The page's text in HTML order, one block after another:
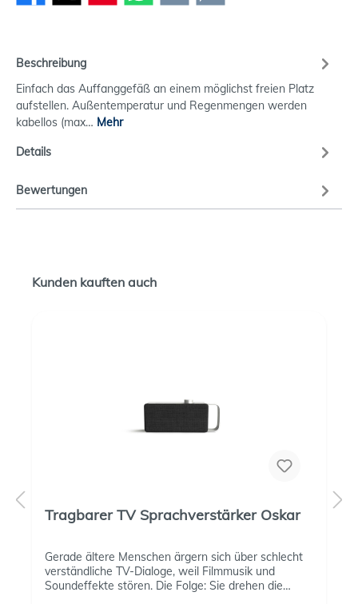
Beschreibung
Einfach das Auffanggefäß an einem möglichst freien Platz
aufstellen. Außentemperatur und Regenmengen werden
kabellos (max… Mehr
Details
Bewertungen
Kunden kauften auch
Tragbarer TV Sprachverstärker Oskar
Gerade ältere Menschen ärgern sich über schlecht
verständliche TV-Dialoge, weil Filmmusik und
Soundeffekte stören. Die Folge: Sie drehen die